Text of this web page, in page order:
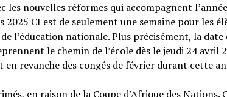
les nouvelles réformes qui accompagnent
2025 CI est de seulement une semaine pour les
l’éducation nationale. Plus précisément, la date
le chemin de l’école dès le jeudi 24 avril
revanche des congés de février durant cette
en raison de la Coupe d’Afrique des Nations.